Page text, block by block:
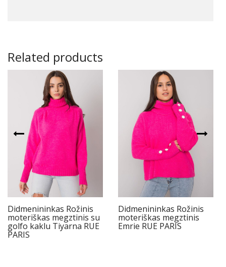
Related products
Didmenininkas Rožinis
moteriškas megztinis su
golfo kaklu Tiyarna RUE
PARIS
Didmenininkas Rožinis
moteriškas megztinis
Emrie RUE PARIS